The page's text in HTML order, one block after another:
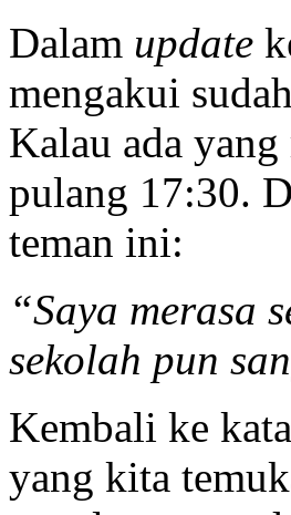
Dalam update
mengakui
Kalau ada
pulang 17:30.
teman ini:
“Saya merasa
sekolah pun
Kembali ke
yang kita